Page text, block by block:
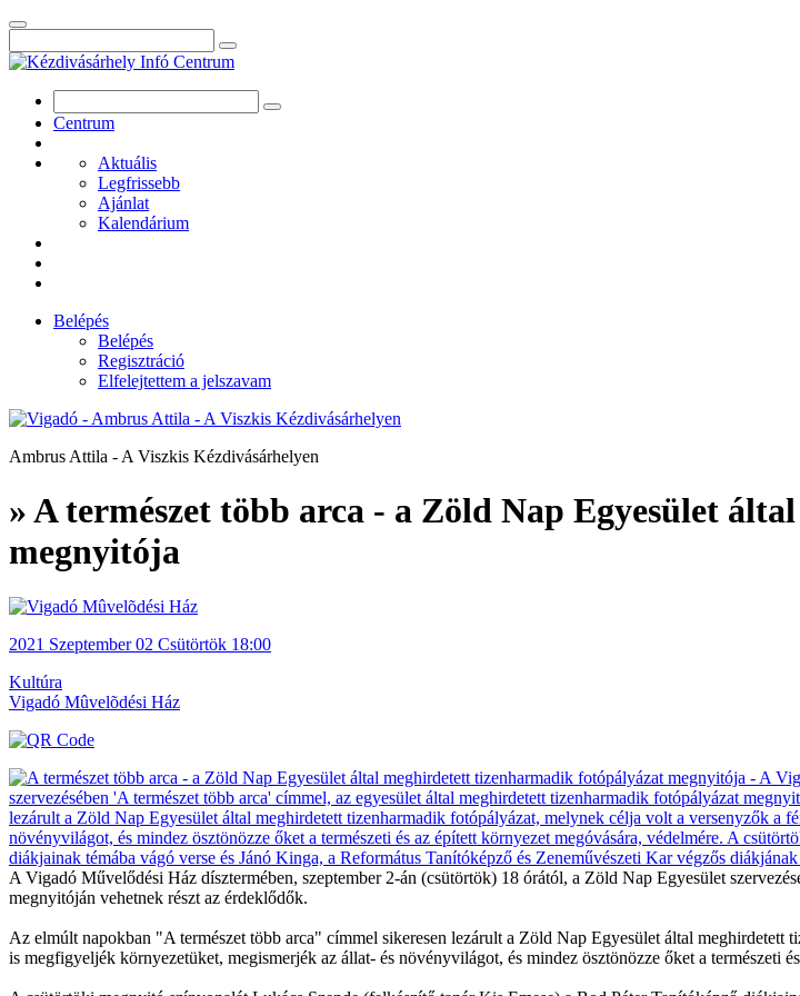
Centrum
Aktuális
Legfrissebb
Ajánlat
Kalendárium
Belépés
Belépés
Regisztráció
Elfelejtettem a jelszavam
Ambrus Attila - A Viszkis Kézdivásárhelyen
» A természet több arca - a Zöld Nap Egyesület
megnyitója
2021 Szeptember 02 Csütörtök 18:00
Kultúra
Vigadó Mûvelõdési Ház
A Vigadó Művelődési Ház dísztermében, szeptember 2-án (csütörtök) 18 órától, a Zöld Nap Egyesület
megnyitóján vehetnek részt az érdeklődők.
Az elmúlt napokban "A természet több arca" címmel sikeresen lezárult a Zöld Nap Egyesület által
is megfigyeljék környezetüket, megismerjék az állat- és növényvilágot, és mindez ösztönözze őket a természeti